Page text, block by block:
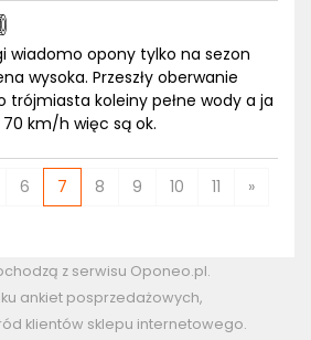
wiadomo opony tylko na sezon
wysoka. Przeszły oberwanie
koleiny pełne wody a ja
km/h więc są ok.
6 7 8 9 10 11 »
z serwisu Oponeo.pl.
ankiet posprzedażowych,
klientów sklepu internetowego.